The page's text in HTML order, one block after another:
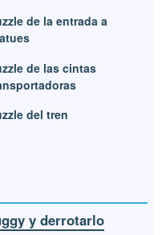
de la entrada a
de las cintas
del tren
y derrotarlo